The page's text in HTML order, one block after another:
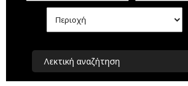
Λεκτική αναζήτηση